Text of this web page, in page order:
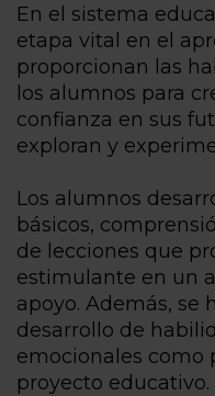
En el sistema
etapa vital en el
proporcionan las
los alumnos para
confianza en sus
exploran y
Los alumnos
básicos,
de lecciones que
estimulante en un
apoyo. Además, se
desarrollo de
emocionales como
proyecto educativo.